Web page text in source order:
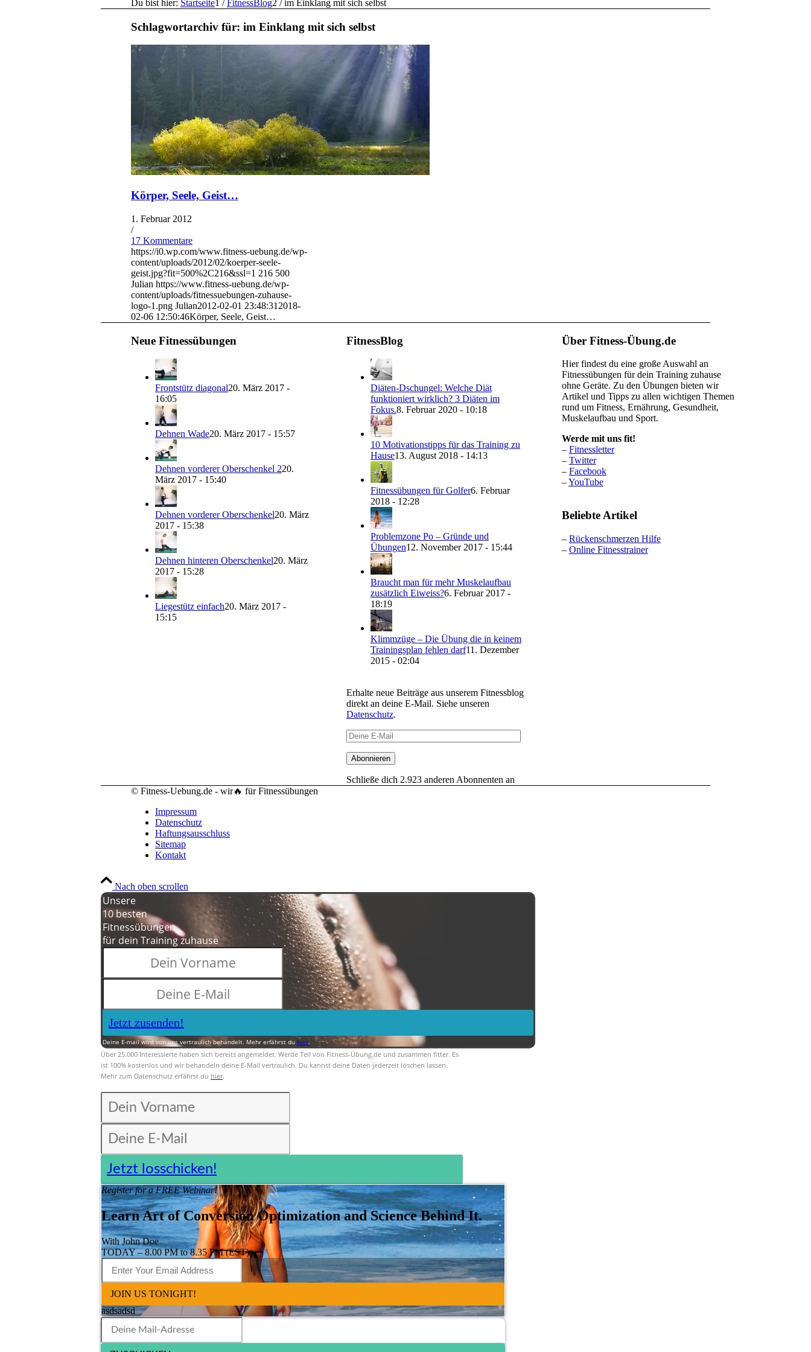
Du bist hier: Startseite1 / FitnessBlog2 / im Einklang mit sich selbst
Schlagwortarchiv für: im Einklang mit sich selbst
Körper, Seele, Geist…
1. Februar 2012
/
17 Kommentare
https://i0.wp.com/www.fitness-uebung.de/wp-
content/uploads/2012/02/koerper-seele-
geist.jpg?fit=500%2C216&ssl=1 216 500
Julian https://www.fitness-uebung.de/wp-
content/uploads/fitnessuebungen-zuhause-
logo-1.png Julian2012-02-01 23:48:31 2018-
02-06 12:50:46Körper, Seele, Geist…
Neue Fitnessübungen
Frontstütz diagonal20. März 2017 -
16:05
Dehnen Wade20. März 2017 - 15:57
Dehnen vorderer Oberschenkel 220.
März 2017 - 15:40
Dehnen vorderer Oberschenkel20. März
2017 - 15:38
Dehnen hinteren Oberschenkel20. März
2017 - 15:28
Liegestütz einfach20. März 2017 -
15:15
FitnessBlog
Diäten-Dschungel: Welche Diät
funktioniert wirklich? 3 Diäten im
Fokus.8. Februar 2020 - 10:18
10 Motivationstipps für das Training zu
Hause13. August 2018 - 14:13
Fitnessübungen für Golfer6. Februar
2018 - 12:28
Problemzone Po – Gründe und
Übungen12. November 2017 - 15:44
Braucht man für mehr Muskelaufbau
zusätzlich Eiweiss?6. Februar 2017 -
18:19
Klimmzüge – Die Übung die in keinem
Trainingsplan fehlen darf11. Dezember
2015 - 02:04
Erhalte neue Beiträge aus unserem Fitnessblog
direkt an deine E-Mail. Siehe unseren
Datenschutz.
Deine
E-
Mail
Abonnieren
Schließe dich 2.923 anderen Abonnenten an
Über Fitness-Übung.de
Hier findest du eine große Auswahl an
Fitnessübungen für dein Training zuhause
ohne Geräte. Zu den Übungen bieten wir
Artikel und Tipps zu allen wichtigen Themen
rund um Fitness, Ernährung, Gesundheit,
Muskelaufbau und Sport.
Werde mit uns fit!
– Fitnessletter
– Twitter
– Facebook
–YouTube
Beliebte Artikel
– Rückenschmerzen Hilfe
– Online Fitnesstrainer
© Fitness-Uebung.de - wir🔥 für Fitnessübungen
Impressum
Datenschutz
Haftungsausschluss
Sitemap
Kontakt
Nach oben scrollen
Unsere
10 besten
Fitnessübungen
für dein Training zuhause
Jetzt zusenden!
Deine E-mail wird von uns vertraulich behandelt. Mehr erfährst du hier.
Über 25.000 Interessierte haben sich bereits angemeldet. Werde Teil von Fitness-Übung.de und zusammen fitter. Es
ist 100% kostenlos und wir behandeln deine E-Mail vertraulich. Du kannst deine Daten jederzeit löschen lassen.
Mehr zum Datenschutz erfährst du hier.
Jetzt losschicken!
Register for a FREE Webinar!
Learn Art of Conversion Optimization and Science Behind It.
With John Doe
TODAY – 8.00 PM to 8.35 PM (EST)
JOIN US TONIGHT!
asdsadsd